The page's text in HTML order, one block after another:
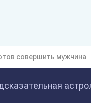
совершить мужчина